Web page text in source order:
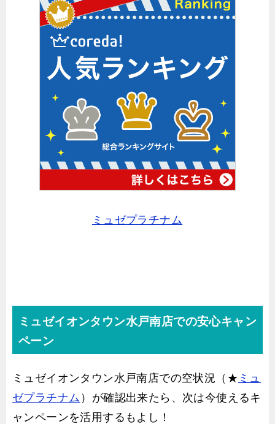
ミュゼプラチナム
ミュゼイオンタウン水戸南店での安心キャン
ペーン
ミュゼイオンタウン水戸南店での空状況（★ ミュ
ゼプラチナム ）が確認出来たら、次は今使えるキ
ャンペーンを活用するもよし！